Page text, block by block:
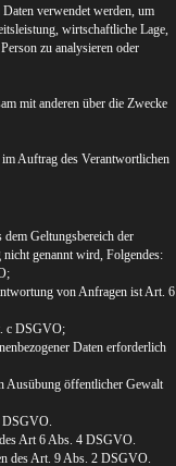
verwendet werden, um
wirtschaftliche Lage,
zu analysieren oder
mit anderen über die Zwecke
im Auftrag des Verantwortlichen
Geltungsbereich der
genannt wird, Folgendes:
von Anfragen ist Art. 6
c DSGVO;
Daten erforderlich
Ausübung öffentlicher Gewalt
DSGVO.
Art 6 Abs. 4 DSGVO.
des Art. 9 Abs. 2 DSGVO.